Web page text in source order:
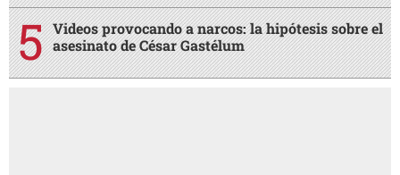
Videos provocando a narcos: la hipótesis sobre el
asesinato de César Gastélum